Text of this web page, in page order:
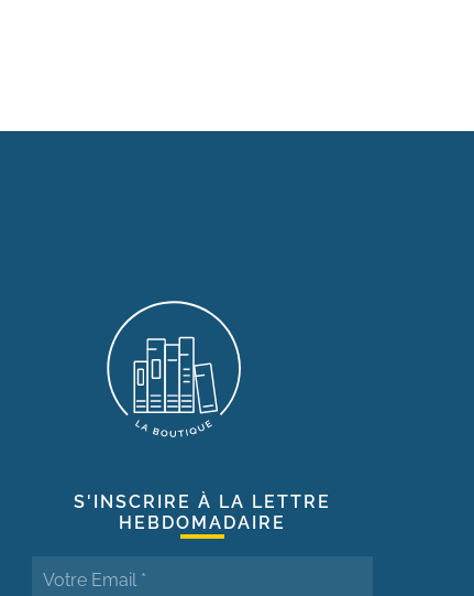
S'INSCRIRE À LA LETTRE
HEBDOMADAIRE